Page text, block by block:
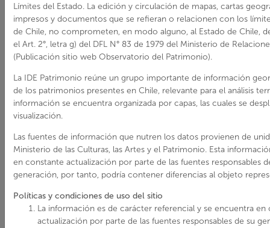
Límites del Estado. La edición y circulación de mapas, cartas
impresos y documentos que se refieran o relacionen con los
de Chile, no comprometen, en modo alguno, al Estado de Chile,
el Art. 2°, letra g) del DFL N° 83 de 1979 del Ministerio de
(Publicación sitio web Observatorio del Patrimonio).
La IDE Patrimonio reúne un grupo importante de información
de los patrimonios presentes en Chile, relevante para el análisis
información se encuentra organizada por capas, las cuales se
visualización.
Las fuentes de información que nutren los datos provienen de
Ministerio de las Culturas, las Artes y el Patrimonio. Esta
en constante actualización por parte de las fuentes responsables
generación, por tanto, podría contener diferencias al objeto
Políticas y condiciones de uso del sitio
La información es de carácter referencial y se encuentra en
actualización por parte de las fuentes responsables de su